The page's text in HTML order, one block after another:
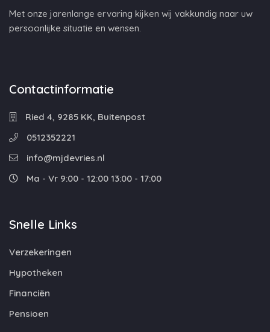
Met onze jarenlange ervaring kijken wij vakkundig naar uw
persoonlijke situatie en wensen.
Contactinformatie
Ried 4, 9285 KK, Buitenpost
0512352221
info@mjdevries.nl
Ma - Vr 9:00 - 12:00 13:00 - 17:00
Snelle Links
Verzekeringen
Hypotheken
Financiën
Pensioen